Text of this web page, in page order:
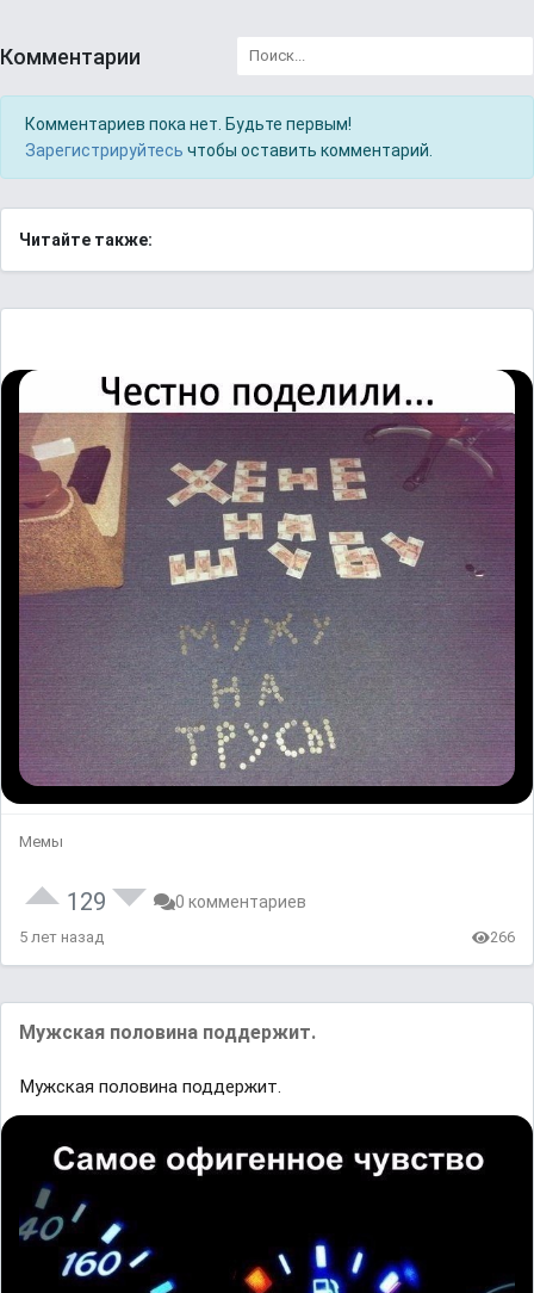
Комментарии
Комментариев пока нет. Будьте первым!
Зарегистрируйтесь чтобы оставить комментарий.
Читайте также:
Мемы
129 0 комментариев
5 лет назад 266
Мужская половина поддержит.
Мужская половина поддержит.